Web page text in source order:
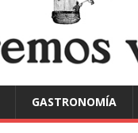
GASTRONOMÍA